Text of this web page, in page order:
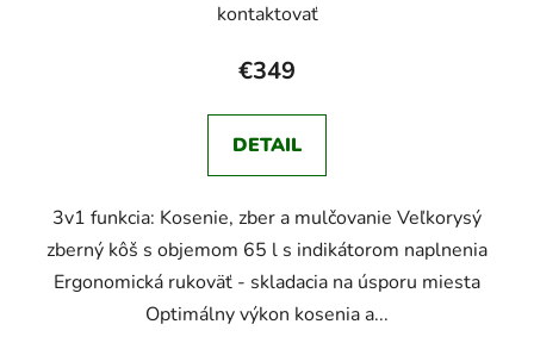
kontaktovať
€349
DETAIL
3v1 funkcia: Kosenie, zber a mulčovanie Veľkorysý
zberný kôš s objemom 65 l s indikátorom naplnenia
Ergonomická rukoväť - skladacia na úsporu miesta
Optimálny výkon kosenia a...